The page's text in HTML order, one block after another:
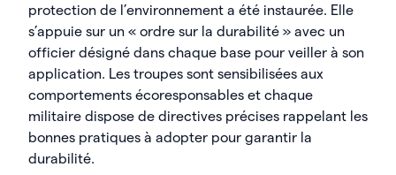
protection de l’environnement a été instaurée. Elle
s’appuie sur un « ordre sur la durabilité » avec un
officier désigné dans chaque base pour veiller à son
application. Les troupes sont sensibilisées aux
comportements écoresponsables et chaque
militaire dispose de directives précises rappelant les
bonnes pratiques à adopter pour garantir la
durabilité.